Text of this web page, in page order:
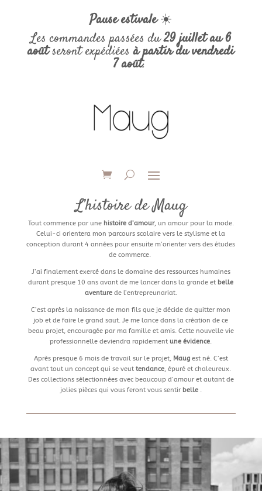
Pause estivale☀️
Les commandes passées du29 juillet au 6
aoûtseront expédiéesà partir du vendredi
7 août.
L’histoire de Maug
Tout commence par une histoire d’amour, un amour pour la mode.
Celui-ci orientera mon parcours scolaire vers le stylisme et la
conception durant 4 années pour ensuite m’orienter vers des études
de commerce.
J’ai finalement exercé dans le domaine des ressources humaines
durant presque 10 ans avant de me lancer dans la grande et belle
aventurede l’entrepreunariat.
C’est après la naissance de mon fils que je décide de quitter mon
job et de faire le grand saut. Je me lance dans la création de ce
beau projet, encouragée par ma famille et amis. Cette nouvelle vie
professionnelle deviendra rapidementune évidence.
Après presque 6 mois de travail sur le projet, Maugest né. C’est
avant tout un concept qui se veuttendance, épuré et chaleureux.
Des collections sélectionnées avec beaucoup d’amour et autant de
jolies pièces qui vous feront vous sentirbelle.